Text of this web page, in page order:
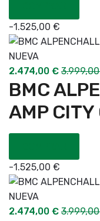
-1.525,00 €
2.474,00 €
BMC
AMP CITY
-1.525,00 €
2.474,00 €